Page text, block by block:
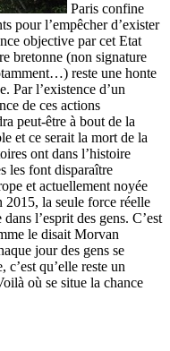
Paris confine
pour l’empêcher d’exister
objective par cet Etat
bretonne (non signature
reste une honte
Par l’existence d’un
de ces actions
peut-être à bout de la
et ce serait la mort de la
ont dans l’histoire
les font disparaître
et actuellement noyée
la seule force réelle
l’esprit des gens. C’est
le disait Morvan
jour des gens se
qu’elle reste un
où se situe la chance